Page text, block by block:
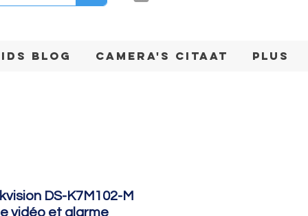
BLOG CAMERA'S CITAAT Plus
DS-K7M102-M
vidéo et alarme